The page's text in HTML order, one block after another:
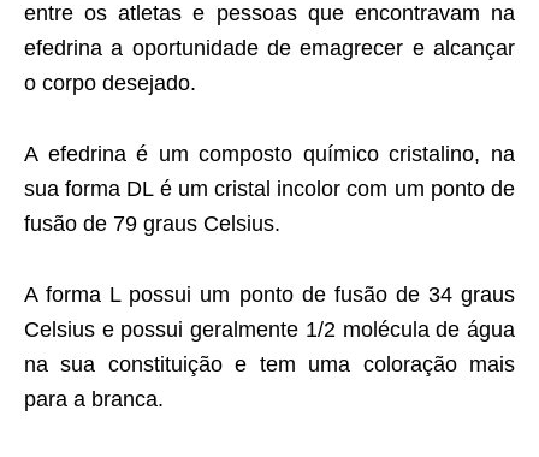
entre os atletas e pessoas que encontravam na
efedrina a oportunidade de emagrecer e alcançar
o corpo desejado.
A efedrina é um composto químico cristalino, na
sua forma DL é um cristal incolor com um ponto de
fusão de 79 graus Celsius.
A forma L possui um ponto de fusão de 34 graus
Celsius e possui geralmente 1/2 molécula de água
na sua constituição e tem uma coloração mais
para a branca.